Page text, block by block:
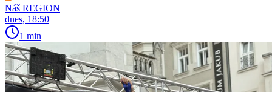
Náš REGION
dnes, 18:50
1 min